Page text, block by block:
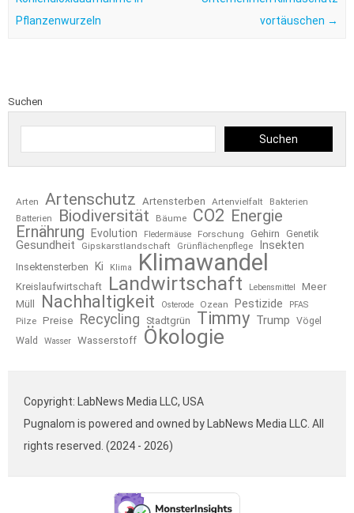
Pflanzenwurzeln
vortäuschen →
Suchen
Suchen
Arten Artenschutz Artensterben Artenvielfalt
Bakterien
Batterien
Biodiversität Bäume CO2 Energie
Ernährung
Evolution Fledermäuse Forschung Gehirn Genetik
Gesundheit Gipskarstlandschaft Grünflächenpflege Insekten
Insektensterben Ki Klima Klimawandel
Kreislaufwirtschaft Landwirtschaft Lebensmittel
Meer
Müll
Nachhaltigkeit Osterode Ozean Pestizide PFAS
Pilze Preise Recycling Stadtgrün Timmy Trump
Vögel
Wald
Wasser Wasserstoff Ökologie
Copyright: LabNews Media LLC, USA
Pugnalom is powered and owned by LabNews Media LLC. All
rights reserved. (2024 - 2026)